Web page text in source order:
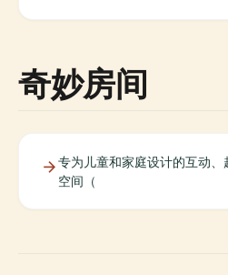
奇妙房间
专为儿童和家庭设计的互动、
空间（